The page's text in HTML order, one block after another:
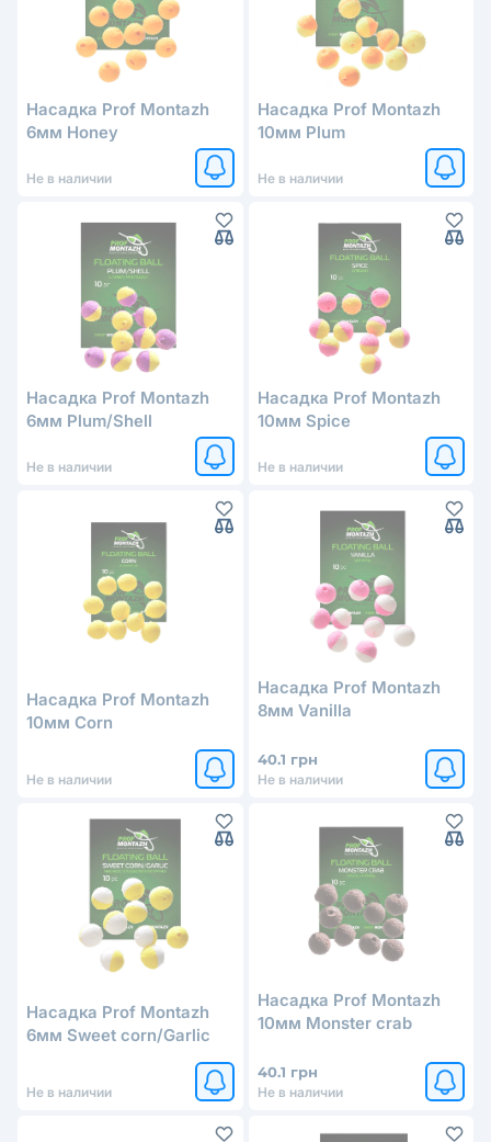
Насадка Prof Montazh
6мм Honey
Не в наличии
Насадка Prof Montazh
10мм Plum
Не в наличии
Насадка Prof Montazh
6мм Plum/Shell
Не в наличии
Насадка Prof Montazh
10мм Spice
Не в наличии
Насадка Prof Montazh
10мм Corn
Не в наличии
Насадка Prof Montazh
8мм Vanilla
40.1 грн
Не в наличии
Насадка Prof Montazh
6мм Sweet corn/Garlic
Не в наличии
Насадка Prof Montazh
10мм Monster crab
40.1 грн
Не в наличии